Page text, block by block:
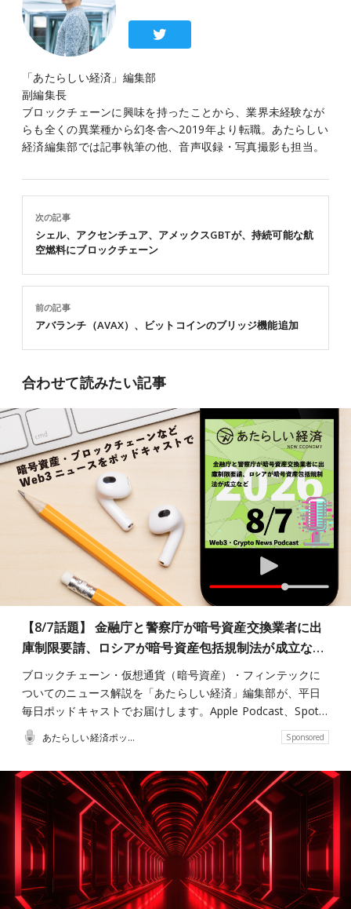
「あたらしい経済」編集部
副編集長
ブロックチェーンに興味を持ったことから、業界未経験なが
らも全くの異業種から幻冬舎へ2019年より転職。あたらしい
経済編集部では記事執筆の他、音声収録・写真撮影も担当。
前の記事
アバランチ（AVAX）、ビットコインのブリッジ機能追加
次の記事
シェル、アクセンチュア、アメックスGBTが、持続可能な航
空燃料にブロックチェーン
合わせて読みたい記事
【8/7話題】 金融庁と警察庁が暗号資産交換業者に出
庫制限要請、ロシアが暗号資産包括規制法が成立な…
ブロックチェーン・仮想通貨（暗号資産）・フィンテックに
ついてのニュース解説を「あたらしい経済」編集部が、平日
毎日ポッドキャストでお届けします。Apple Podcast、Spot…
あたらしい経済ポッドキャスト Sponsored